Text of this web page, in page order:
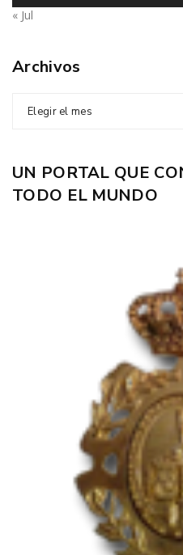
« Jul
Archivos
Elegir el mes
UN PORTAL QUE
TODO EL MUNDO